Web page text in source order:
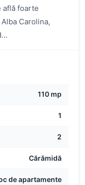
află foarte
Carolina,
110 mp
1
2
Cărămidă
de apartamente